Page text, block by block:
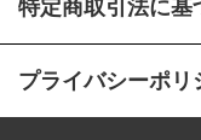
特定商取引法に基
プライバシーポリ